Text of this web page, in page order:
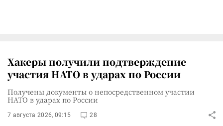
Хакеры получили подтверждение
участия НАТО в ударах по России
Получены документы о непосредственном участии
НАТО в ударах по России
7 августа 2026, 09:15 28